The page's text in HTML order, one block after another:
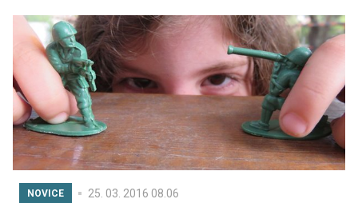
NOVICE 25. 03. 2016 08.06